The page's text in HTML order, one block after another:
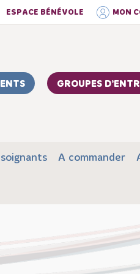
ESPACE BÉNÉVOLE MON
GROUPES
A commander